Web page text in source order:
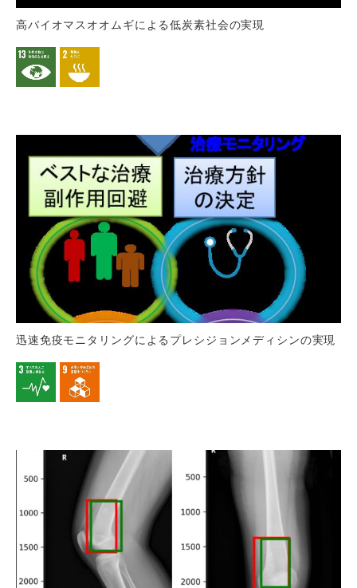
高バイオマスオオムギによる低炭素社会の実現
迅速免疫モニタリングによるプレシジョンメディシンの実現